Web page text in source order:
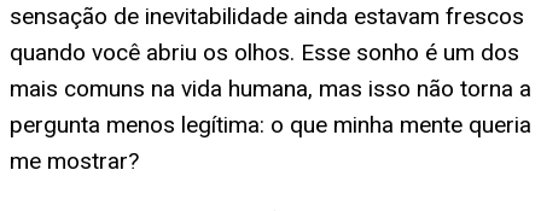
sensação de inevitabilidade ainda estavam frescos
quando você abriu os olhos. Esse sonho é um dos
mais comuns na vida humana, mas isso não torna a
pergunta menos legítima: o que minha mente queria
me mostrar?